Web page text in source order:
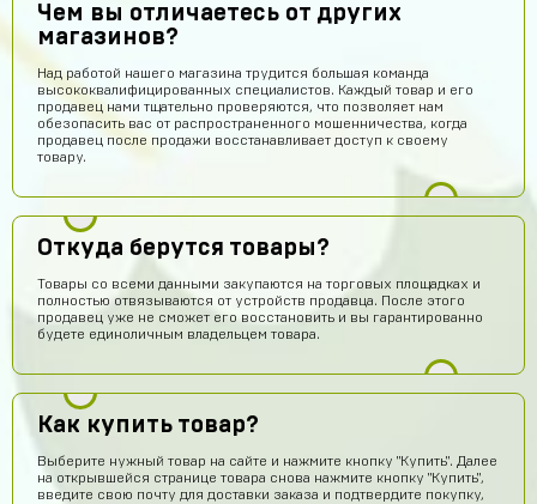
Чем вы отличаетесь от других
магазинов?
Над работой нашего магазина трудится большая команда
высококвалифицированных специалистов. Каждый товар и его
продавец нами тщательно проверяются, что позволяет нам
обезопасить вас от распространенного мошенничества, когда
продавец после продажи восстанавливает доступ к своему
товару.
Откуда берутся товары?
Товары со всеми данными закупаются на торговых площадках и
полностью отвязываются от устройств продавца. После этого
продавец уже не сможет его восстановить и вы гарантированно
будете единоличным владельцем товара.
Как купить товар?
Выберите нужный товар на сайте и нажмите кнопку "Купить". Далее
на открывшейся странице товара снова нажмите кнопку "Купить",
введите свою почту для доставки заказа и подтвердите покупку,